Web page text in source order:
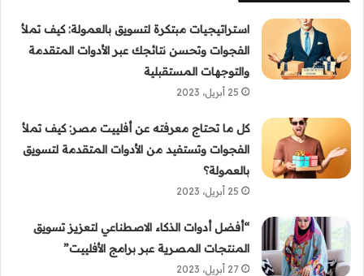
استراتيجيات مبتكرة لتسويق بالعمولة: كيف تملأ
الفجوات وتحسن نتائجك عبر الأدوات المتقدمة
والتوجهات المستقبلية
25 أبريل، 2023
كل ما تحتاج معرفته عن أفلييت مصر: كيف تملأ
الفجوات وتستفيد من الأدوات المتقدمة لتسويق
بالعمولة؟
25 أبريل، 2023
“أفضل أدوات الذكاء الاصطناعي لتعزيز تسويق
المنتجات المصرية عبر برامج الأفلييت”
27 أبريل، 2023